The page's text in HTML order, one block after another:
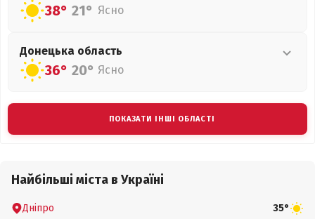
38° 21° Ясно
Донецька область
36° 20° Ясно
ПОКАЗАТИ ІНШІ ОБЛАСТІ
Найбільші міста в Україні
Дніпро 35°